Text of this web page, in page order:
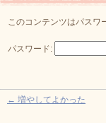
このコンテンツはパスワ
パスワード:
← 増やしてよかった